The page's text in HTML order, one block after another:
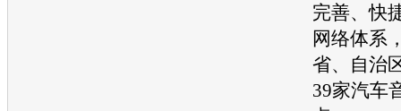
完善、快
网络体系
省、自治
39家汽车